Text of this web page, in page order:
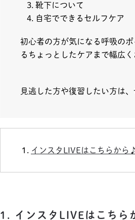
靴下について
自宅でできるセルフケア
初心者の方が気になる呼吸の
るちょっとしたケアまで幅広く
見逃した方や復習したい方は
インスタLIVEはこちらから♪
1. インスタLIVEはこちら